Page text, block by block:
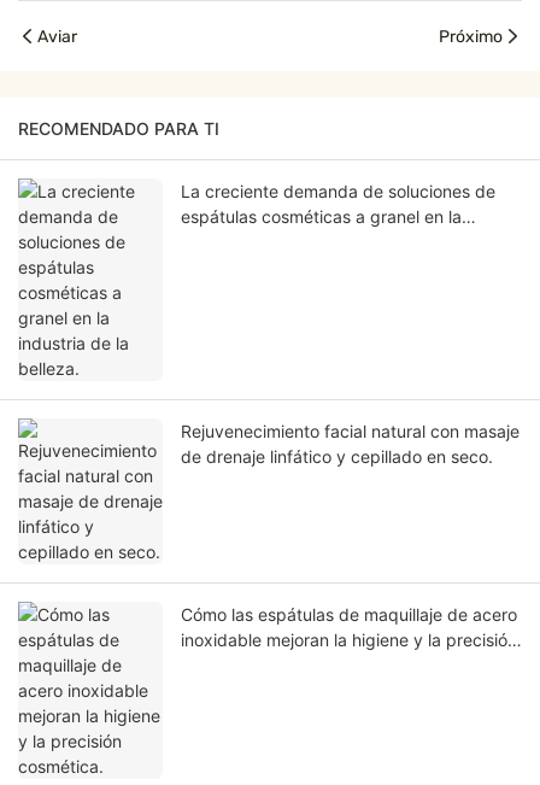
Aviar Próximo
RECOMENDADO PARA TI
La creciente demanda de soluciones de
espátulas cosméticas a granel en la
Rejuvenecimiento facial natural con masaje
de drenaje linfático y cepillado en seco.
Cómo las espátulas de maquillaje de acero
inoxidable mejoran la higiene y la precisión